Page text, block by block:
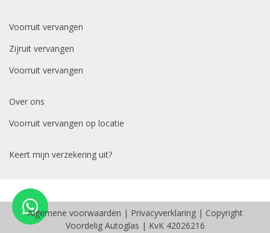
Voorruit vervangen
Zijruit vervangen
Voorruit vervangen
Over ons
Voorruit vervangen op locatie
Keert mijn verzekering uit?
Algemene voorwaarden | Privacyverklaring| Copyright
Voordelig Autoglas | KvK 42026216